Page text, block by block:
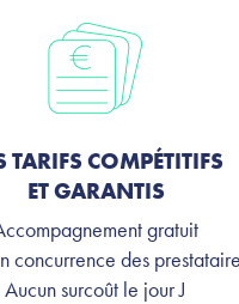
TARIFS COMPÉTITIFS
ET GARANTIS
gratuit
concurrence des
Aucun surcoût le jour J